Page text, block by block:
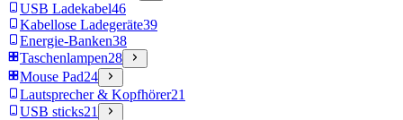
USB Ladekabel46
Kabellose Ladegeräte39
Energie-Banken38
Taschenlampen28
Mouse Pad24
Lautsprecher & Kopfhörer21
USB sticks21